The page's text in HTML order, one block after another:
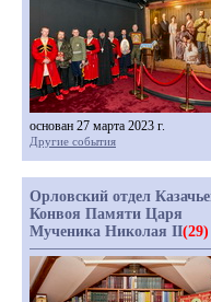
основан 27 марта 2023 г.
Другие события
Орловский отдел
Конвоя Памяти Царя
Мученика Николая II(29)